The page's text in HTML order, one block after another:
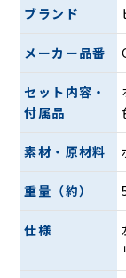
ブランド
メーカー品番
セット内容・
付属品
素材・原材料
重量（約）
仕様